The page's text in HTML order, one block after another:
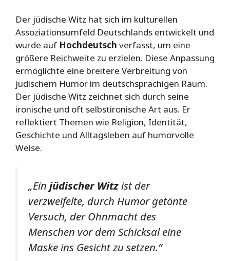
Der jüdische Witz hat sich im kulturellen
Assoziationsumfeld Deutschlands entwickelt und
wurde auf Hochdeutsch verfasst, um eine
größere Reichweite zu erzielen. Diese Anpassung
ermöglichte eine breitere Verbreitung von
jüdischem Humor im deutschsprachigen Raum.
Der jüdische Witz zeichnet sich durch seine
ironische und oft selbstironische Art aus. Er
reflektiert Themen wie Religion, Identität,
Geschichte und Alltagsleben auf humorvolle
Weise.
„Ein jüdischer Witzist der
verzweifelte, durch Humor getönte
Versuch, der Ohnmacht des
Menschen vor dem Schicksal eine
Maske ins Gesicht zu setzen.“